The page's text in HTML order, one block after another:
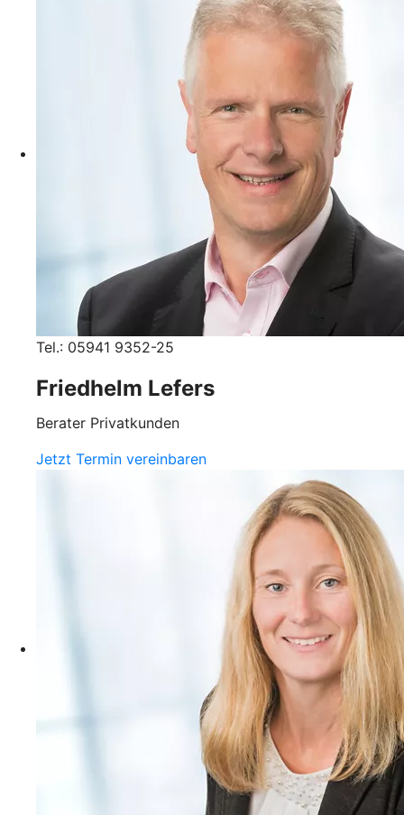
Tel.: 05941 9352-25
Friedhelm Lefers
Berater Privatkunden
Jetzt Termin vereinbaren